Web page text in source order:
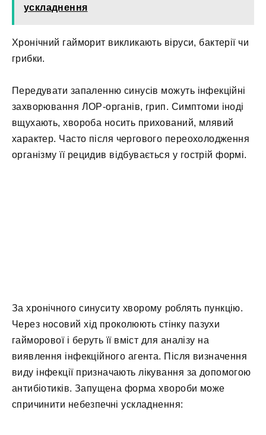
ускладнення
Хронічний гайморит викликають віруси, бактерії чи
грибки.
Передувати запаленню синусів можуть інфекційні
захворювання ЛОР-органів, грип. Симптоми іноді
вщухають, хвороба носить прихований, млявий
характер. Часто після чергового переохолодження
організму її рецидив відбувається у гострій формі.
За хронічного синуситу хворому роблять пункцію.
Через носовий хід проколюють стінку пазухи
гайморової і беруть її вміст для аналізу на
виявлення інфекційного агента. Після визначення
виду інфекції призначають лікування за допомогою
антибіотиків. Запущена форма хвороби може
спричинити небезпечні ускладнення: